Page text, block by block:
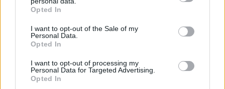
grant or deny consent to Google and its third-party tags to
use your data for below specified purposes in below Google
consent section.
Opted In
I want to opt-out of the Sale of my
Personal Data.
Opted In
I want to opt-out of processing my
Personal Data for Targeted Advertising.
Opted In
01.02.2020, 03:53
Τσουλίδιο ολκής...
ΑΠΑΝΤΗΣΗ
01.02.2020, 02:41
Άντε κι εις «ανώτερα»...